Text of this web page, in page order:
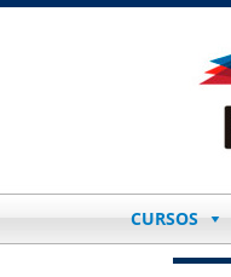
CURSOS